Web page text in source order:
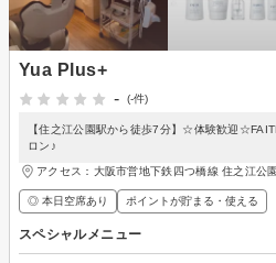
Yua Plus+
-
(-件)
【住之江公園駅から徒歩7分】☆体験歓迎
ロン♪
アクセス：大阪市営地下鉄四つ橋線 住之江公
◎ 本日空席あり ポイントが貯まる・使える
スペシャルメニュー